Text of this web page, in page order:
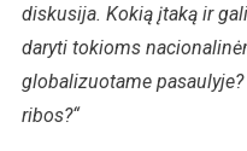
diskusija. Kokią įtaką ir
daryti tokioms
globalizuotame
ribos?“